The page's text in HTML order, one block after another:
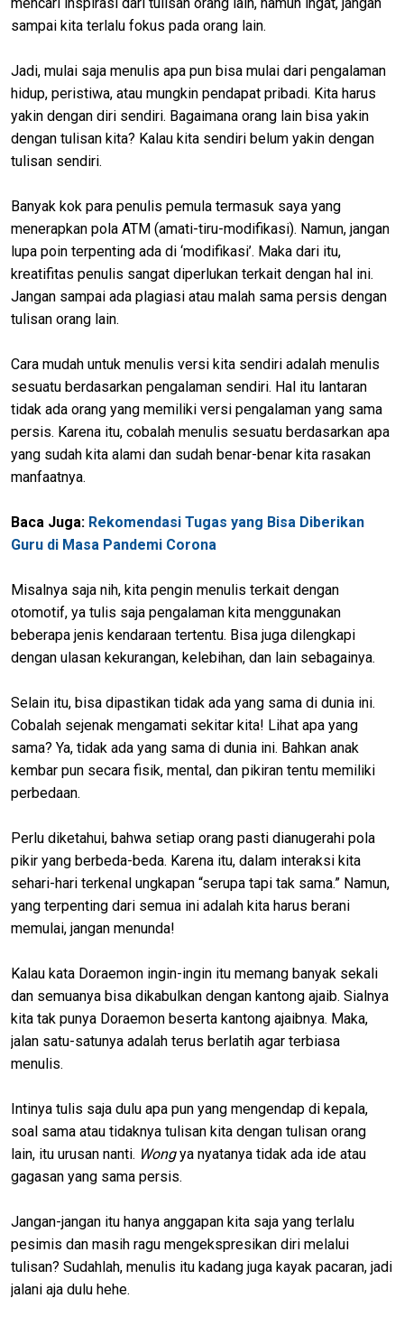
sampai kita terlalu fokus pada orang lain.
Jadi, mulai saja menulis apa pun bisa mulai dari pengalaman
hidup, peristiwa, atau mungkin pendapat pribadi. Kita harus
yakin dengan diri sendiri. Bagaimana orang lain bisa yakin
dengan tulisan kita? Kalau kita sendiri belum yakin dengan
tulisan sendiri.
Banyak kok para penulis pemula termasuk saya yang
menerapkan pola ATM (amati-tiru-modifikasi). Namun, jangan
lupa poin terpenting ada di ‘modifikasi’. Maka dari itu,
kreatifitas penulis sangat diperlukan terkait dengan hal ini.
Jangan sampai ada plagiasi atau malah sama persis dengan
tulisan orang lain.
Cara mudah untuk menulis versi kita sendiri adalah menulis
sesuatu berdasarkan pengalaman sendiri. Hal itu lantaran
tidak ada orang yang memiliki versi pengalaman yang sama
persis. Karena itu, cobalah menulis sesuatu berdasarkan apa
yang sudah kita alami dan sudah benar-benar kita rasakan
manfaatnya.
Baca Juga: Rekomendasi Tugas yang Bisa Diberikan
Guru di Masa Pandemi Corona
Misalnya saja nih, kita pengin menulis terkait dengan
otomotif, ya tulis saja pengalaman kita menggunakan
beberapa jenis kendaraan tertentu. Bisa juga dilengkapi
dengan ulasan kekurangan, kelebihan, dan lain sebagainya.
Selain itu, bisa dipastikan tidak ada yang sama di dunia ini.
Cobalah sejenak mengamati sekitar kita! Lihat apa yang
sama? Ya, tidak ada yang sama di dunia ini. Bahkan anak
kembar pun secara fisik, mental, dan pikiran tentu memiliki
perbedaan.
Perlu diketahui, bahwa setiap orang pasti dianugerahi pola
pikir yang berbeda-beda. Karena itu, dalam interaksi kita
sehari-hari terkenal ungkapan “serupa tapi tak sama.” Namun,
yang terpenting dari semua ini adalah kita harus berani
memulai, jangan menunda!
Kalau kata Doraemon ingin-ingin itu memang banyak sekali
dan semuanya bisa dikabulkan dengan kantong ajaib. Sialnya
kita tak punya Doraemon beserta kantong ajaibnya. Maka,
jalan satu-satunya adalah terus berlatih agar terbiasa
menulis.
Intinya tulis saja dulu apa pun yang mengendap di kepala,
soal sama atau tidaknya tulisan kita dengan tulisan orang
lain, itu urusan nanti. Wongya nyatanya tidak ada ide atau
gagasan yang sama persis.
Jangan-jangan itu hanya anggapan kita saja yang terlalu
pesimis dan masih ragu mengekspresikan diri melalui
tulisan? Sudahlah, menulis itu kadang juga kayak pacaran, jadi
jalani aja dulu hehe.